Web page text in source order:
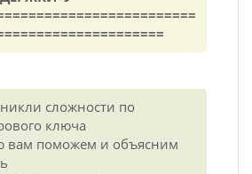
сложности по
ключа
вам поможем и объясним